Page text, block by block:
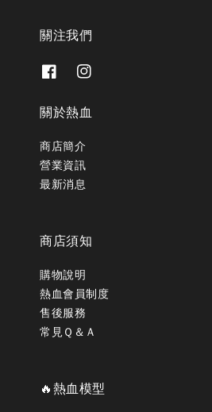
關注我們
關於熱血
商店簡介
營業資訊
最新消息
商店須知
購物說明
熱血會員制度
售後服務
常見Ｑ＆Ａ
🔥熱血模型